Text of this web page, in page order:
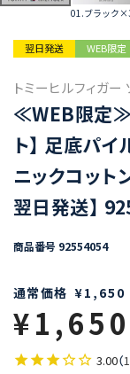
01.ブラック
翌日発送 WEB限定
トミーヒルフィガ
≪WEB限定
ト】 足底パ
ニックコット
翌日発送】
商品番号 92554054
通常価格 ¥1,650
¥1,650
3.00（1